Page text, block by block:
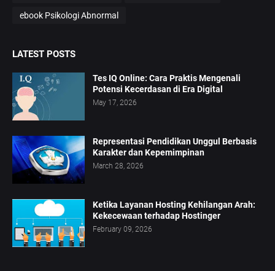
ebook Psikologi Abnormal
LATEST POSTS
Tes IQ Online: Cara Praktis Mengenali
Potensi Kecerdasan di Era Digital
May 17, 2026
Representasi Pendidikan Unggul Berbasis
Karakter dan Kepemimpinan
March 28, 2026
Ketika Layanan Hosting Kehilangan Arah:
Kekecewaan terhadap Hostinger
February 09, 2026